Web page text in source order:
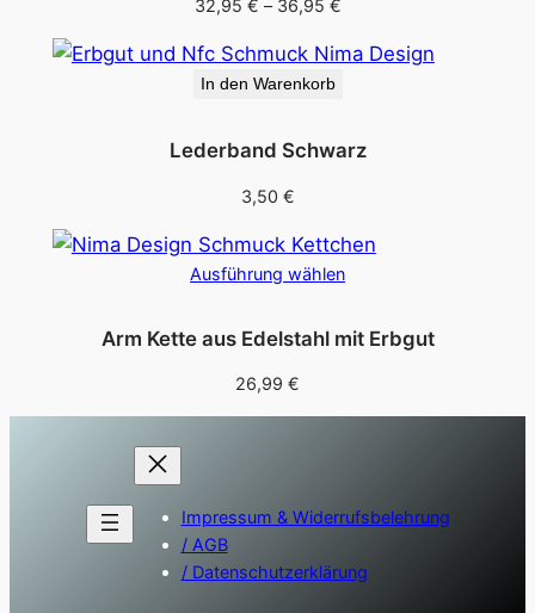
32,95 € – 36,95 €Preisspanne:
bis
In den Warenkorb
Lederband Schwarz
3,50 €
Ausführung wählen
Arm Kette aus Edelstahl mit Erbgut
26,99 €
Impressum & Widerrufsbelehrung
/ AGB
/ Datenschutzerklärung